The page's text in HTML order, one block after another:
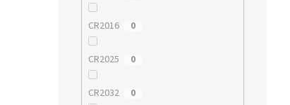
CR2016 0
CR2025 0
CR2032 0